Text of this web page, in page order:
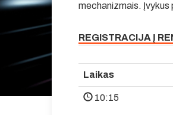
mechanizmais. Įvykus
REGISTRACIJA Į
Laikas
10:15